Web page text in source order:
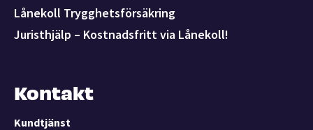
Lånekoll Trygghetsförsäkring
Juristhjälp – Kostnadsfritt via Lånekoll!
Kontakt
Kundtjänst